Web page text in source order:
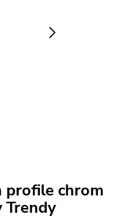
profile chrom
Trendy